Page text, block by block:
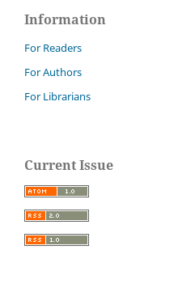
Information
For Readers
For Authors
For Librarians
Current Issue